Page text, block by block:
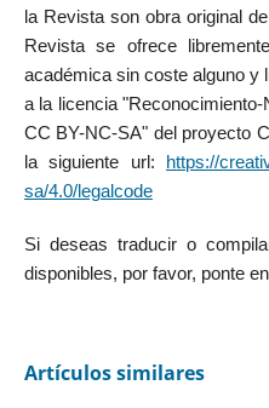
la Revista son obra original
Revista se ofrece
académica sin coste alguno y
a la licencia
CC BY-NC-SA" del proyecto
la siguiente url:
https://
sa/4.0/legalcode
Si deseas traducir o
disponibles, por favor, ponte en
Artículos similares